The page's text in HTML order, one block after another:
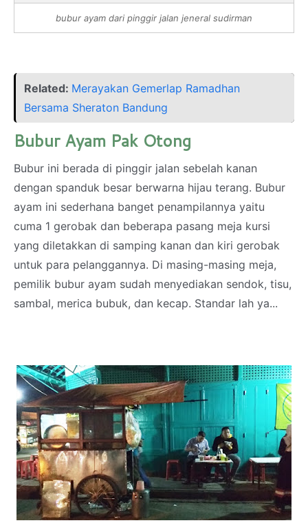
bubur ayam dari pinggir jalan jeneral sudirman
Related: Merayakan Gemerlap Ramadhan
Bersama Sheraton Bandung
Bubur Ayam Pak Otong
Bubur ini berada di pinggir jalan sebelah kanan
dengan spanduk besar berwarna hijau terang. Bubur
ayam ini sederhana banget penampilannya yaitu
cuma 1 gerobak dan beberapa pasang meja kursi
yang diletakkan di samping kanan dan kiri gerobak
untuk para pelanggannya. Di masing-masing meja,
pemilik bubur ayam sudah menyediakan sendok, tisu,
sambal, merica bubuk, dan kecap. Standar lah ya...